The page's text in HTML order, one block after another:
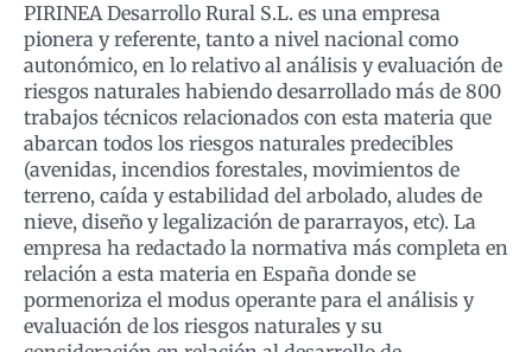
PIRINEA Desarrollo Rural S.L. es una empresa
pionera y referente, tanto a nivel nacional como
autonómico, en lo relativo al análisis y evaluación de
riesgos naturales habiendo desarrollado más de 800
trabajos técnicos relacionados con esta materia que
abarcan todos los riesgos naturales predecibles
(avenidas, incendios forestales, movimientos de
terreno, caída y estabilidad del arbolado, aludes de
nieve, diseño y legalización de pararrayos, etc). La
empresa ha redactado la normativa más completa en
relación a esta materia en España donde se
pormenoriza el modus operante para el análisis y
evaluación de los riesgos naturales y su